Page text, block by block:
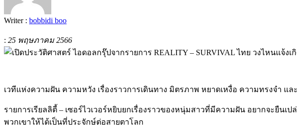
Writer : bobbidi boo
: 25 พฤษภาคม 2566
เวทีแห่งความฝัน ความหวัง เรื่องราวการเดินทาง มิตรภาพ หยาดเหงื่อ ความทรงจำ
รายการเรียลลิตี้ – เซอร์ไวเวอร์หยิบยกเรื่องราวของหนุ่มสาวที่มีความฝัน อยากจะยืน
พวกเขาให้ได้เป็นที่ประจักษ์ต่อสายตาโลก